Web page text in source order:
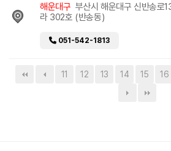
해운대구 부산시 해운대구 신반송로
라 302호 (반송동)
051-542-1813
11 12 13 14 15 16